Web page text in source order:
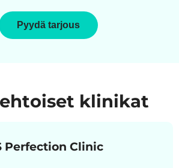
Pyydä tarjous
klinikat
Perfection Clinic